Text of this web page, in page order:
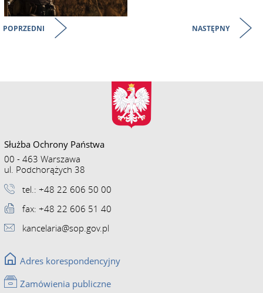
POPRZEDNI NASTĘPNY
Służba Ochrony Państwa
00 - 463 Warszawa
ul. Podchorążych 38
tel.: +48 22 606 50 00
fax: +48 22 606 51 40
kancelaria@sop.gov.pl
Adres korespondencyjny
Zamówienia publiczne